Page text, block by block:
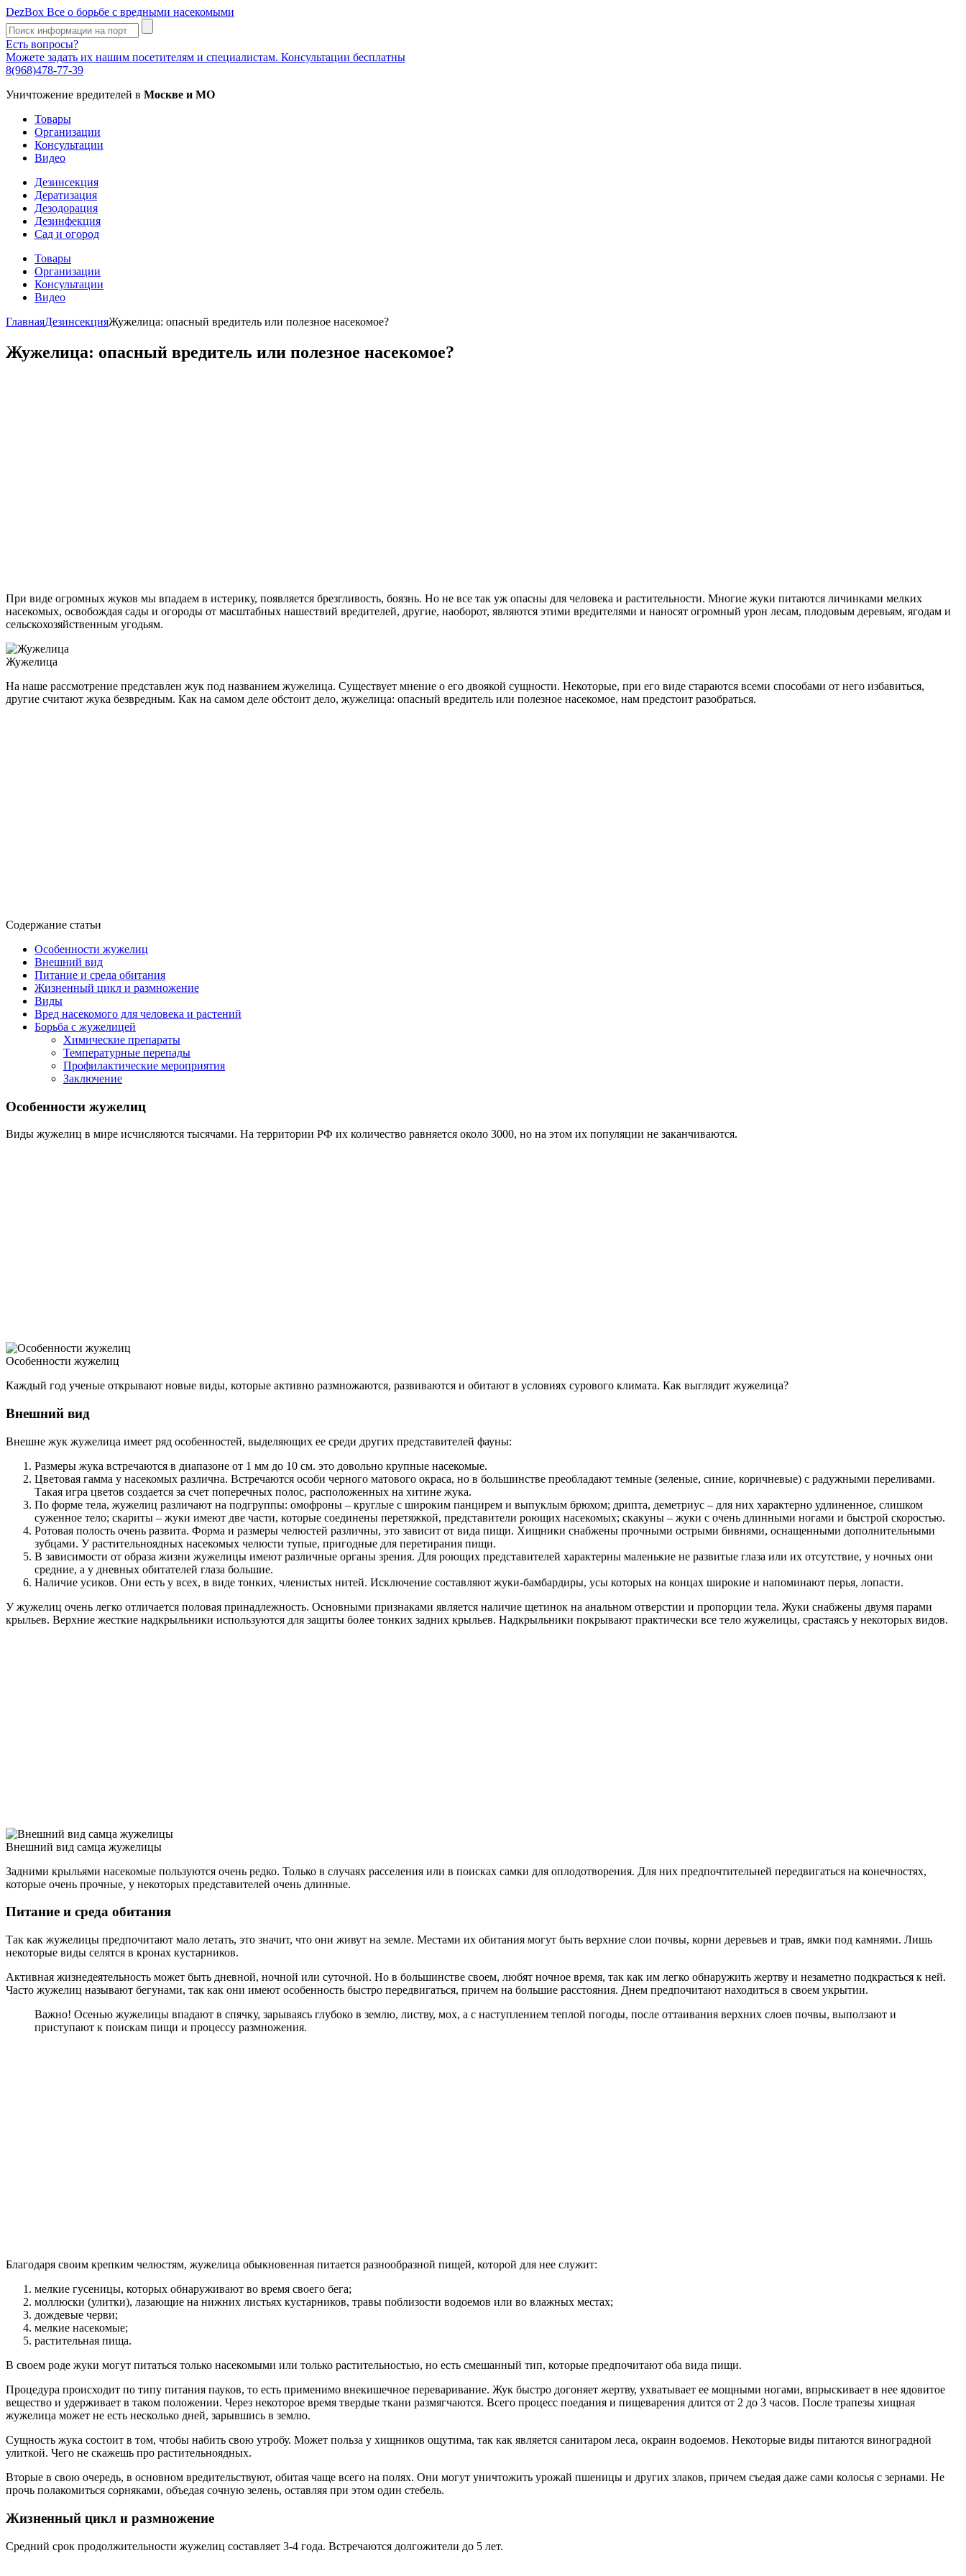
DezBox Все о борьбе с вредными насекомыми
Есть вопросы?
Можете задать их нашим посетителям и специалистам. Консультации бесплатны
8(968)478-77-39
Уничтожение вредителей в Москве и МО
Товары
Организации
Консультации
Видео
Дезинсекция
Дератизация
Дезодорация
Дезинфекция
Сад и огород
Товары
Организации
Консультации
Видео
ГлавнаяДезинсекцияЖужелица: опасный вредитель или полезное насекомое?
Жужелица: опасный вредитель или полезное насекомое?
При виде огромных жуков мы впадаем в истерику, появляется брезгливость, боязнь. Но не все так уж опасны для человека и растительности. Многие жуки питаются личинками мелких
насекомых, освобождая сады и огороды от масштабных нашествий вредителей, другие, наоборот, являются этими вредителями и наносят огромный урон лесам, плодовым деревьям, ягодам и
сельскохозяйственным угодьям.
Жужелица
На наше рассмотрение представлен жук под названием жужелица. Существует мнение о его двоякой сущности. Некоторые, при его виде стараются всеми способами от него избавиться,
другие считают жука безвредным. Как на самом деле обстоит дело, жужелица: опасный вредитель или полезное насекомое, нам предстоит разобраться.
Содержание статьи
Особенности жужелиц
Внешний вид
Питание и среда обитания
Жизненный цикл и размножение
Виды
Вред насекомого для человека и растений
Борьба с жужелицей
Химические препараты
Температурные перепады
Профилактические мероприятия
Заключение
Особенности жужелиц
Виды жужелиц в мире исчисляются тысячами. На территории РФ их количество равняется около 3000, но на этом их популяции не заканчиваются.
Особенности жужелиц
Каждый год ученые открывают новые виды, которые активно размножаются, развиваются и обитают в условиях сурового климата. Как выглядит жужелица?
Внешний вид
Внешне жук жужелица имеет ряд особенностей, выделяющих ее среди других представителей фауны:
Размеры жука встречаются в диапазоне от 1 мм до 10 см. это довольно крупные насекомые.
Цветовая гамма у насекомых различна. Встречаются особи черного матового окраса, но в большинстве преобладают темные (зеленые, синие, коричневые) с радужными переливами.
Такая игра цветов создается за счет поперечных полос, расположенных на хитине жука.
По форме тела, жужелиц различают на подгруппы: омофроны – круглые с широким панцирем и выпуклым брюхом; дрипта, деметриус – для них характерно удлиненное, слишком
суженное тело; скариты – жуки имеют две части, которые соединены перетяжкой, представители роющих насекомых; скакуны – жуки с очень длинными ногами и быстрой скоростью.
Ротовая полость очень развита. Форма и размеры челюстей различны, это зависит от вида пищи. Хищники снабжены прочными острыми бивнями, оснащенными дополнительными
зубцами. У растительноядных насекомых челюсти тупые, пригодные для перетирания пищи.
В зависимости от образа жизни жужелицы имеют различные органы зрения. Для роющих представителей характерны маленькие не развитые глаза или их отсутствие, у ночных они
средние, а у дневных обитателей глаза большие.
Наличие усиков. Они есть у всех, в виде тонких, членистых нитей. Исключение составляют жуки-бамбардиры, усы которых на концах широкие и напоминают перья, лопасти.
У жужелиц очень легко отличается половая принадлежность. Основными признаками является наличие щетинок на анальном отверстии и пропорции тела. Жуки снабжены двумя парами
крыльев. Верхние жесткие надкрыльники используются для защиты более тонких задних крыльев. Надкрыльники покрывают практически все тело жужелицы, срастаясь у некоторых видов.
Внешний вид самца жужелицы
Задними крыльями насекомые пользуются очень редко. Только в случаях расселения или в поисках самки для оплодотворения. Для них предпочтительней передвигаться на конечностях,
которые очень прочные, у некоторых представителей очень длинные.
Питание и среда обитания
Так как жужелицы предпочитают мало летать, это значит, что они живут на земле. Местами их обитания могут быть верхние слои почвы, корни деревьев и трав, ямки под камнями. Лишь
некоторые виды селятся в кронах кустарников.
Активная жизнедеятельность может быть дневной, ночной или суточной. Но в большинстве своем, любят ночное время, так как им легко обнаружить жертву и незаметно подкрасться к ней.
Часто жужелиц называют бегунами, так как они имеют особенность быстро передвигаться, причем на большие расстояния. Днем предпочитают находиться в своем укрытии.
Важно! Осенью жужелицы впадают в спячку, зарываясь глубоко в землю, листву, мох, а с наступлением теплой погоды, после оттаивания верхних слоев почвы, выползают и
приступают к поискам пищи и процессу размножения.
Благодаря своим крепким челюстям, жужелица обыкновенная питается разнообразной пищей, которой для нее служит:
мелкие гусеницы, которых обнаруживают во время своего бега;
моллюски (улитки), лазающие на нижних листьях кустарников, травы поблизости водоемов или во влажных местах;
дождевые черви;
мелкие насекомые;
растительная пища.
В своем роде жуки могут питаться только насекомыми или только растительностью, но есть смешанный тип, которые предпочитают оба вида пищи.
Процедура происходит по типу питания пауков, то есть применимо внекишечное переваривание. Жук быстро догоняет жертву, ухватывает ее мощными ногами, впрыскивает в нее ядовитое
вещество и удерживает в таком положении. Через некоторое время твердые ткани размягчаются. Всего процесс поедания и пищеварения длится от 2 до 3 часов. После трапезы хищная
жужелица может не есть несколько дней, зарывшись в землю.
Сущность жука состоит в том, чтобы набить свою утробу. Может польза у хищников ощутима, так как является санитаром леса, окраин водоемов. Некоторые виды питаются виноградной
улиткой. Чего не скажешь про растительноядных.
Вторые в свою очередь, в основном вредительствуют, обитая чаще всего на полях. Они могут уничтожить урожай пшеницы и других злаков, причем съедая даже сами колосья с зернами. Не
прочь полакомиться сорняками, объедая сочную зелень, оставляя при этом один стебель.
Жизненный цикл и размножение
Средний срок продолжительности жужелиц составляет 3-4 года. Встречаются долгожители до 5 лет.